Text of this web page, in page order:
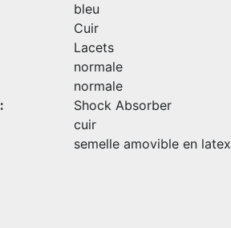
bleu
Cuir
Lacets
normale
normale
Shock Absorber
cuir
semelle amovible en latex